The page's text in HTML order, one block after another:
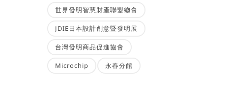
世界發明智慧財產聯盟總會
JDIE日本設計創意暨發明展
台灣發明商品促進協會
Microchip 永春分館